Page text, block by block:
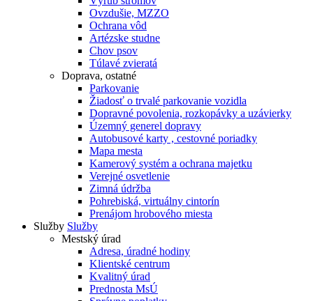
Ovzdušie, MZZO
Ochrana vôd
Artézske studne
Chov psov
Túlavé zvieratá
Doprava, ostatné
Parkovanie
Žiadosť o trvalé parkovanie vozidla
Dopravné povolenia, rozkopávky a uzávierky
Územný generel dopravy
Autobusové karty , cestovné poriadky
Mapa mesta
Kamerový systém a ochrana majetku
Verejné osvetlenie
Zimná údržba
Pohrebiská, virtuálny cintorín
Prenájom hrobového miesta
Služby Služby
Mestský úrad
Adresa, úradné hodiny
Klientské centrum
Kvalitný úrad
Prednosta MsÚ